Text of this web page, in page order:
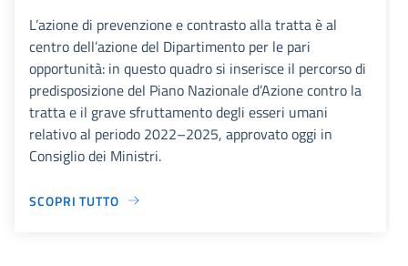
L’azione di prevenzione e contrasto alla tratta è al
centro dell’azione del Dipartimento per le pari
opportunità: in questo quadro si inserisce il percorso di
predisposizione del Piano Nazionale d’Azione contro la
tratta e il grave sfruttamento degli esseri umani
relativo al periodo 2022–2025, approvato oggi in
Consiglio dei Ministri.
SCOPRI TUTTO